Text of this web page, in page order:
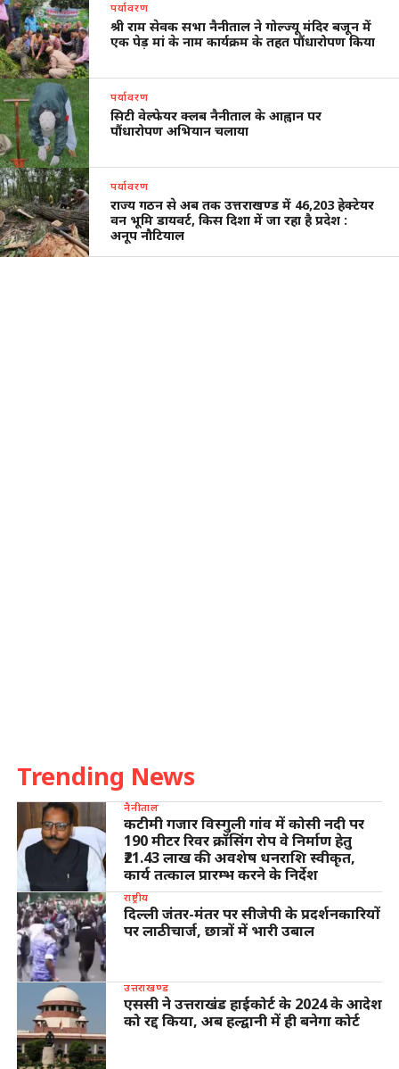
पर्यावरण
श्री राम सेवक सभा नैनीताल ने गोल्ज्यू मंदिर बजून में
एक पेड़ मां के नाम कार्यक्रम के तहत पौंधारोपण किया
पर्यावरण
सिटी वेल्फेयर क्लब नैनीताल के आह्वान पर
पौंधारोपण अभियान चलाया
पर्यावरण
राज्य गठन से अब तक उत्तराखण्ड में 46,203 हेक्टेयर
वन भूमि डायवर्ट, किस दिशा में जा रहा है प्रदेश :
अनूप नौटियाल
Trending News
नैनीताल
कटीमी गजार विस्गुली गांव में कोसी नदी पर
190 मीटर रिवर क्रॉसिंग रोप वे निर्माण हेतु
₹21.43 लाख की अवशेष धनराशि स्वीकृत,
कार्य तत्काल प्रारम्भ करने के निर्देश
राष्ट्रीय
दिल्ली जंतर-मंतर पर सीजेपी के प्रदर्शनकारियों
पर लाठीचार्ज, छात्रों में भारी उबाल
उत्तराखण्ड
एससी ने उत्तराखंड हाईकोर्ट के 2024 के आदेश
को रद्द किया, अब हल्द्वानी में ही बनेगा कोर्ट